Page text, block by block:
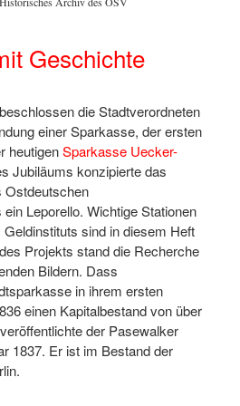
Geschichte
die Stadtverordneten
einer Sparkasse, der ersten
heutigenSparkasse Uecker-
Jubiläums konzipierte das
Ostdeutschen
Leporello. Wichtige Stationen
sind in diesem Heft
Projekts stand die Recherche
Bildern. Dass
in ihrem ersten
einen Kapitalbestand von über
der Pasewalker
1837. Er ist im Bestand der